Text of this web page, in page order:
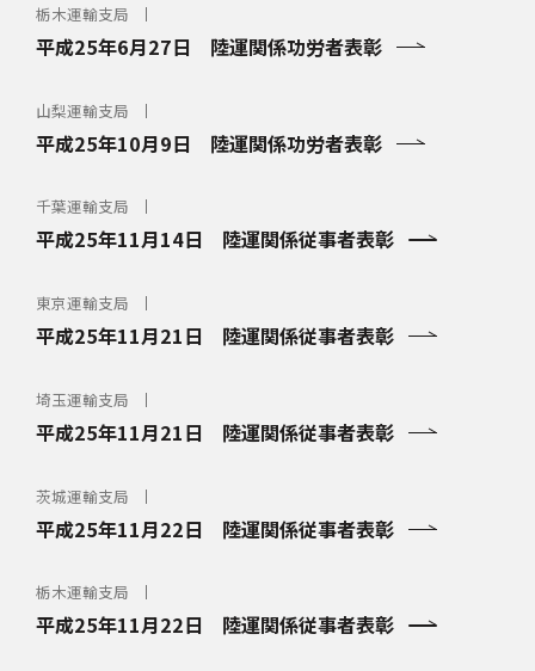
栃木運輸支局
平成25年6月27日 陸運関係功労者表彰
山梨運輸支局
平成25年10月9日 陸運関係功労者表彰
千葉運輸支局
平成25年11月14日 陸運関係従事者表彰
東京運輸支局
平成25年11月21日 陸運関係従事者表彰
埼玉運輸支局
平成25年11月21日 陸運関係従事者表彰
茨城運輸支局
平成25年11月22日 陸運関係従事者表彰
栃木運輸支局
平成25年11月22日 陸運関係従事者表彰